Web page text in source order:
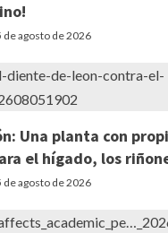
de agosto de 2026
Una planta con
el hígado, los
de agosto de 2026